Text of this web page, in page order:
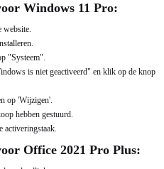
Windows 11 Pro:
website.
"Systeem".
is niet geactiveerd" en klik op de knop
op 'Wijzigen'.
hebben gestuurd.
activeringstaak.
Office 2021 Pro Plus: